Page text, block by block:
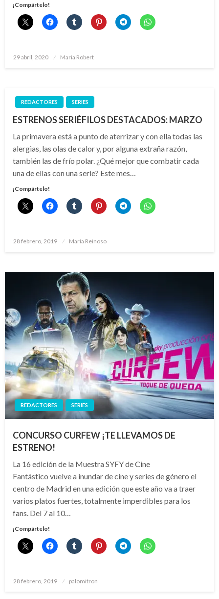
¡Compártelo!
Publicado
29 abril, 2020 Maria Robert
REDACTORES SERIES
ESTRENOS SERIÉFILOS DESTACADOS: MARZO
La primavera está a punto de aterrizar y con ella todas las
alergias, las olas de calor y, por alguna extraña razón,
también las de frío polar. ¿Qué mejor que combatir cada
una de ellas con una serie? Este mes…
¡Compártelo!
Publicado
28 febrero, 2019 María Reinoso
REDACTORES SERIES
CONCURSO CURFEW ¡TE LLEVAMOS DE
ESTRENO!
La 16 edición de la Muestra SYFY de Cine
Fantástico vuelve a inundar de cine y series de género el
centro de Madrid en una edición que este año va a traer
varios platos fuertes, totalmente imperdibles para los
fans. Del 7 al 10…
¡Compártelo!
Publicado
28 febrero, 2019 palomitron